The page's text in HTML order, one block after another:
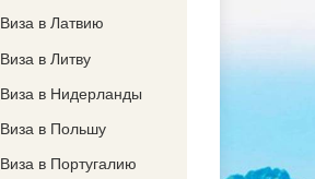
Виза в Латвию
Виза в Литву
Виза в Нидерланды
Виза в Польшу
Виза в Португалию